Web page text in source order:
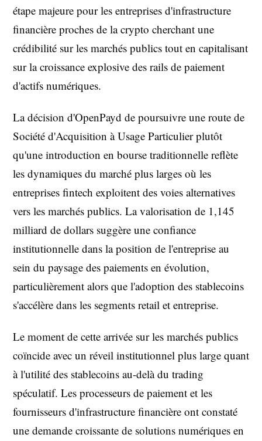
étape majeure pour les entreprises d'infrastructure
financière proches de la crypto cherchant une
crédibilité sur les marchés publics tout en capitalisant
sur la croissance explosive des rails de paiement
d'actifs numériques.
La décision d'OpenPayd de poursuivre une route de
Société d'Acquisition à Usage Particulier plutôt
qu'une introduction en bourse traditionnelle reflète
les dynamiques du marché plus larges où les
entreprises fintech exploitent des voies alternatives
vers les marchés publics. La valorisation de 1,145
milliard de dollars suggère une confiance
institutionnelle dans la position de l'entreprise au
sein du paysage des paiements en évolution,
particulièrement alors que l'adoption des stablecoins
s'accélère dans les segments retail et entreprise.
Le moment de cette arrivée sur les marchés publics
coïncide avec un réveil institutionnel plus large quant
à l'utilité des stablecoins au-delà du trading
spéculatif. Les processeurs de paiement et les
fournisseurs d'infrastructure financière ont constaté
une demande croissante de solutions numériques en